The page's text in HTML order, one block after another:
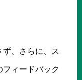
、さらに、ス
フィードバック